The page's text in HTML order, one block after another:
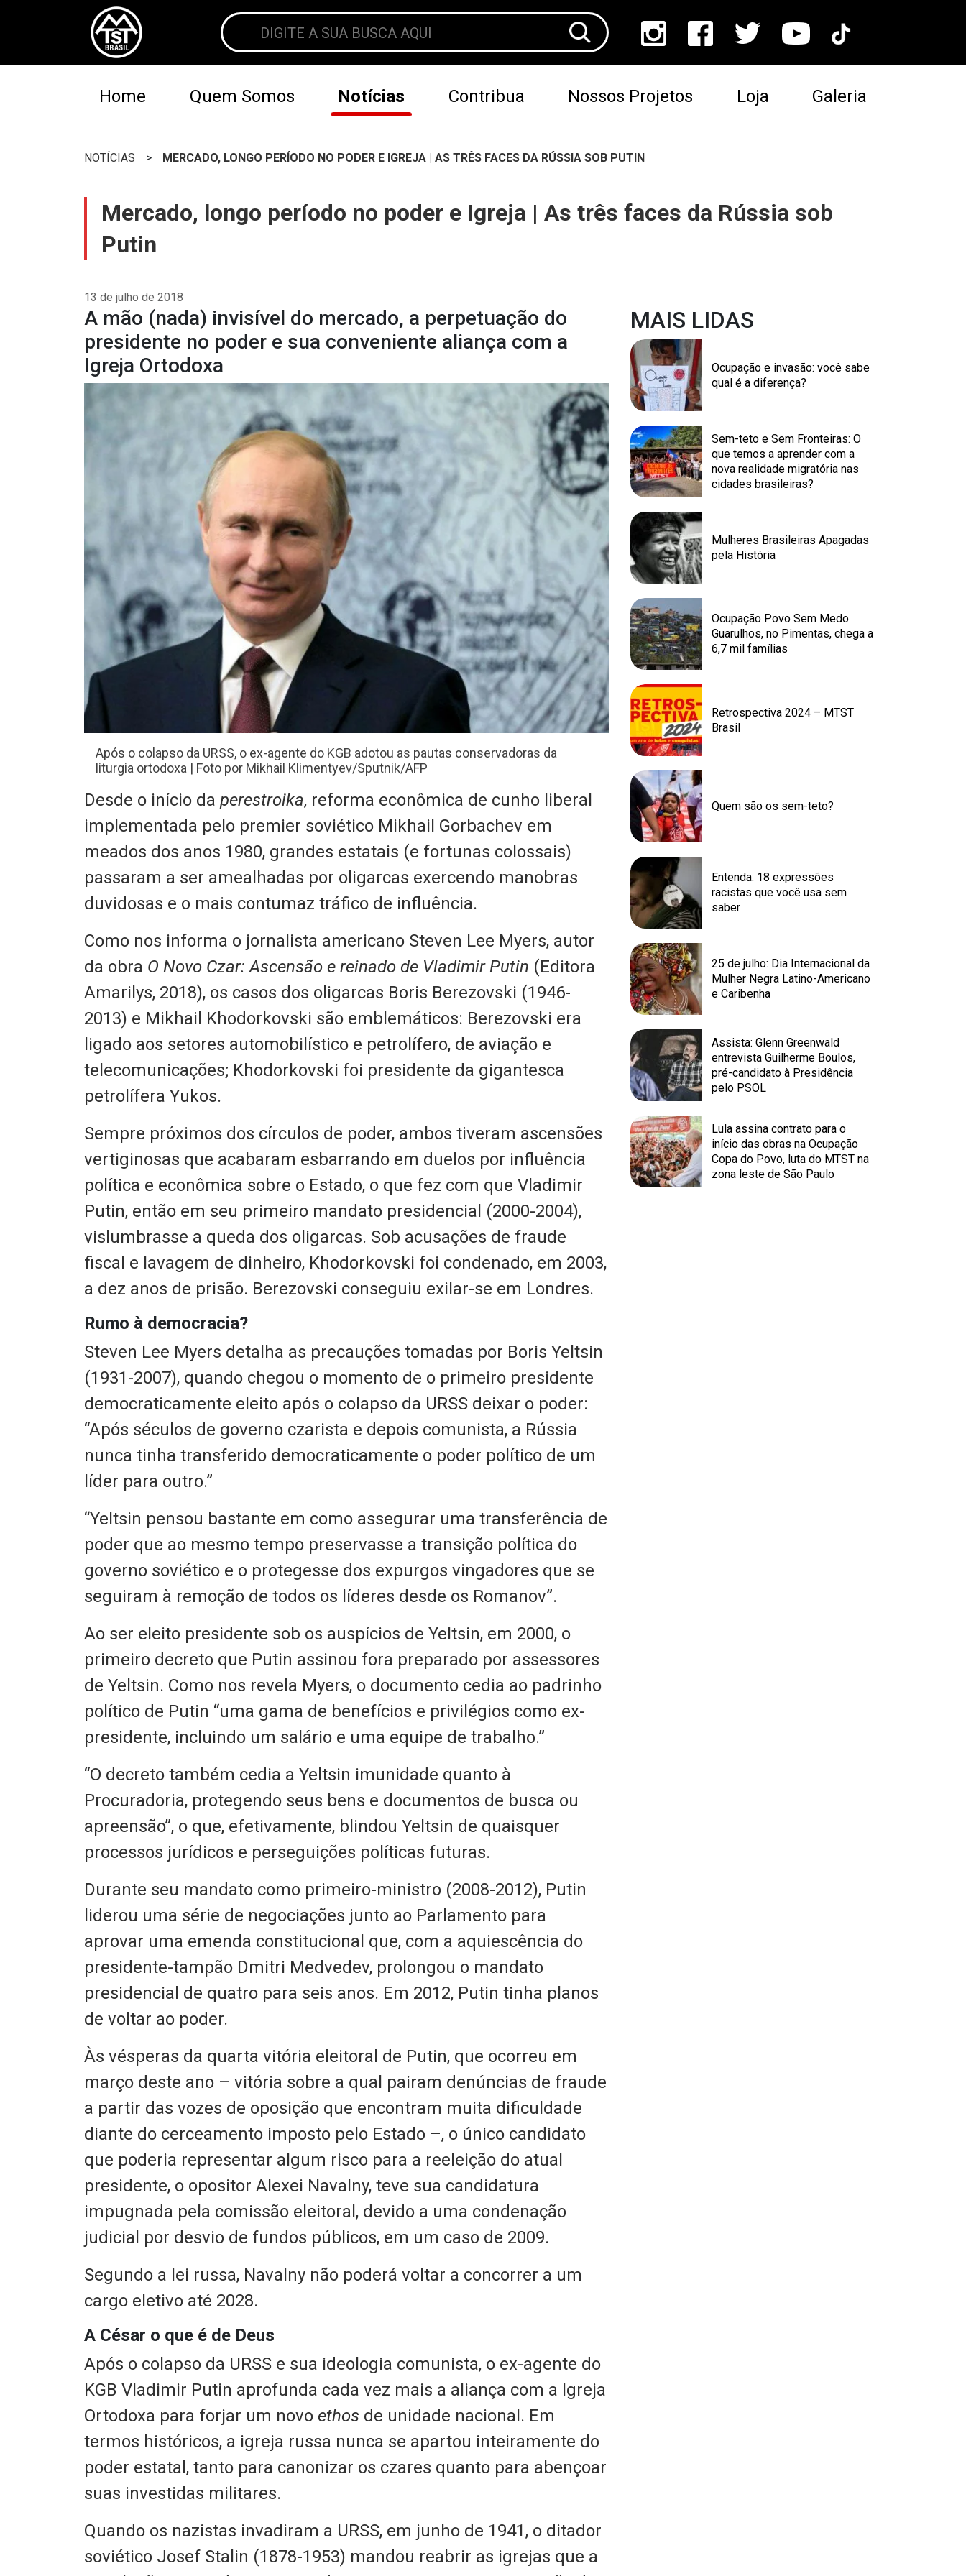
Home Quem Somos Notícias Contribua Nossos Projetos Loja Galeria
NOTÍCIAS > MERCADO, LONGO PERÍODO NO PODER E IGREJA | AS TRÊS FACES DA RÚSSIA SOB PUTIN
Mercado, longo período no poder e Igreja | As três faces da Rússia sob
Putin
13 de julho de 2018
A mão (nada) invisível do mercado, a perpetuação do
presidente no poder e sua conveniente aliança com a
Igreja Ortodoxa
Após o colapso da URSS, o ex-agente do KGB adotou as pautas conservadoras da
liturgia ortodoxa | Foto por Mikhail Klimentyev/Sputnik/AFP
Desde o início da perestroika, reforma econômica de cunho liberal
implementada pelo premier soviético Mikhail Gorbachev em
meados dos anos 1980, grandes estatais (e fortunas colossais)
passaram a ser amealhadas por oligarcas exercendo manobras
duvidosas e o mais contumaz tráfico de influência.
Como nos informa o jornalista americano Steven Lee Myers, autor
da obra O Novo Czar: Ascensão e reinado de Vladimir Putin (Editora
Amarilys, 2018), os casos dos oligarcas Boris Berezovski (1946-
2013) e Mikhail Khodorkovski são emblemáticos: Berezovski era
ligado aos setores automobilístico e petrolífero, de aviação e
telecomunicações; Khodorkovski foi presidente da gigantesca
petrolífera Yukos.
Sempre próximos dos círculos de poder, ambos tiveram ascensões
vertiginosas que acabaram esbarrando em duelos por influência
política e econômica sobre o Estado, o que fez com que Vladimir
Putin, então em seu primeiro mandato presidencial (2000-2004),
vislumbrasse a queda dos oligarcas. Sob acusações de fraude
fiscal e lavagem de dinheiro, Khodorkovski foi condenado, em 2003,
a dez anos de prisão. Berezovski conseguiu exilar-se em Londres.
Rumo à democracia?
Steven Lee Myers detalha as precauções tomadas por Boris Yeltsin
(1931-2007), quando chegou o momento de o primeiro presidente
democraticamente eleito após o colapso da URSS deixar o poder:
“Após séculos de governo czarista e depois comunista, a Rússia
nunca tinha transferido democraticamente o poder político de um
líder para outro.”
“Yeltsin pensou bastante em como assegurar uma transferência de
poder que ao mesmo tempo preservasse a transição política do
governo soviético e o protegesse dos expurgos vingadores que se
seguiram à remoção de todos os líderes desde os Romanov”.
Ao ser eleito presidente sob os auspícios de Yeltsin, em 2000, o
primeiro decreto que Putin assinou fora preparado por assessores
de Yeltsin. Como nos revela Myers, o documento cedia ao padrinho
político de Putin “uma gama de benefícios e privilégios como ex-
presidente, incluindo um salário e uma equipe de trabalho.”
“O decreto também cedia a Yeltsin imunidade quanto à
Procuradoria, protegendo seus bens e documentos de busca ou
apreensão”, o que, efetivamente, blindou Yeltsin de quaisquer
processos jurídicos e perseguições políticas futuras.
Durante seu mandato como primeiro-ministro (2008-2012), Putin
liderou uma série de negociações junto ao Parlamento para
aprovar uma emenda constitucional que, com a aquiescência do
presidente-tampão Dmitri Medvedev, prolongou o mandato
presidencial de quatro para seis anos. Em 2012, Putin tinha planos
de voltar ao poder.
Às vésperas da quarta vitória eleitoral de Putin, que ocorreu em
março deste ano – vitória sobre a qual pairam denúncias de fraude
a partir das vozes de oposição que encontram muita dificuldade
diante do cerceamento imposto pelo Estado –, o único candidato
que poderia representar algum risco para a reeleição do atual
presidente, o opositor Alexei Navalny, teve sua candidatura
impugnada pela comissão eleitoral, devido a uma condenação
judicial por desvio de fundos públicos, em um caso de 2009.
Segundo a lei russa, Navalny não poderá voltar a concorrer a um
cargo eletivo até 2028.
A César o que é de Deus
Após o colapso da URSS e sua ideologia comunista, o ex-agente do
KGB Vladimir Putin aprofunda cada vez mais a aliança com a Igreja
Ortodoxa para forjar um novo ethos de unidade nacional. Em
termos históricos, a igreja russa nunca se apartou inteiramente do
poder estatal, tanto para canonizar os czares quanto para abençoar
suas investidas militares.
Quando os nazistas invadiram a URSS, em junho de 1941, o ditador
soviético Josef Stalin (1878-1953) mandou reabrir as igrejas que a
MAIS LIDAS
Ocupação e invasão: você sabe
qual é a diferença?
Sem-teto e Sem Fronteiras: O
que temos a aprender com a
nova realidade migratória nas
cidades brasileiras?
Mulheres Brasileiras Apagadas
pela História
Ocupação Povo Sem Medo
Guarulhos, no Pimentas, chega a
6,7 mil famílias
Retrospectiva 2024 – MTST
Brasil
Quem são os sem-teto?
Entenda: 18 expressões
racistas que você usa sem
saber
25 de julho: Dia Internacional da
Mulher Negra Latino-Americano
e Caribenha
Assista: Glenn Greenwald
entrevista Guilherme Boulos,
pré-candidato à Presidência
pelo PSOL
Lula assina contrato para o
início das obras na Ocupação
Copa do Povo, luta do MTST na
zona leste de São Paulo